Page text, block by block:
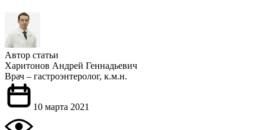
Автор статьи
Харитонов Андрей Геннадьевич
Врач – гастроэнтеролог, к.м.н.
10 марта 2021